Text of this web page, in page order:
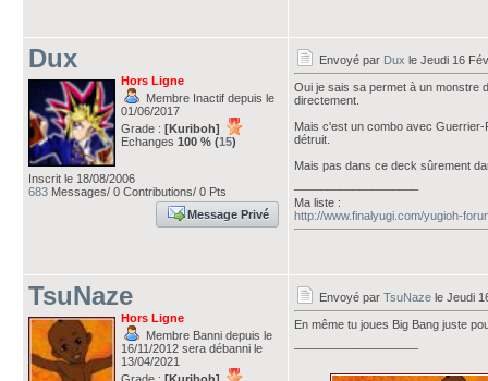
Dux
Hors Ligne
Membre Inactif depuis le
01/06/2017
Grade : [Kuriboh]
Echanges 100 % (15)
Inscrit le 18/08/2006
683 Messages/ 0 Contributions/ 0 Pts
Message Privé
Envoyé par Dux le Jeudi 16
Oui je sais sa permet à un monstre
directement.
Mais c'est un combo avec
détruit.
Mais pas dans ce deck sûrement
Ma liste :
http://www.finalyugi.com/yugioh-
TsuNaze
Hors Ligne
Membre Banni depuis le
16/11/2012 sera débanni le
13/04/2021
Envoyé par TsuNaze le Jeudi
En même tu joues Big Bang juste